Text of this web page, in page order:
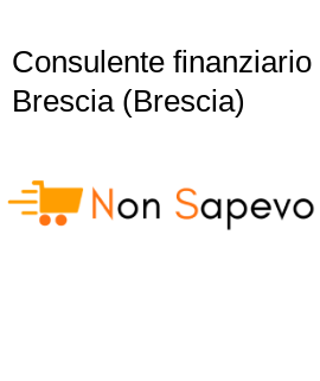
Consulente finanziario
Brescia (Brescia)